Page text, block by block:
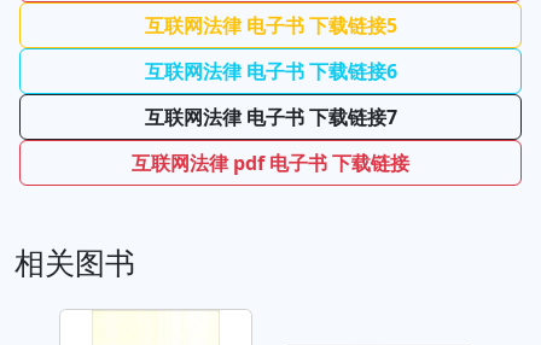
互联网法律 电子书 下载链接5
互联网法律 电子书 下载链接6
互联网法律 电子书 下载链接7
互联网法律 pdf 电子书 下载链接
相关图书